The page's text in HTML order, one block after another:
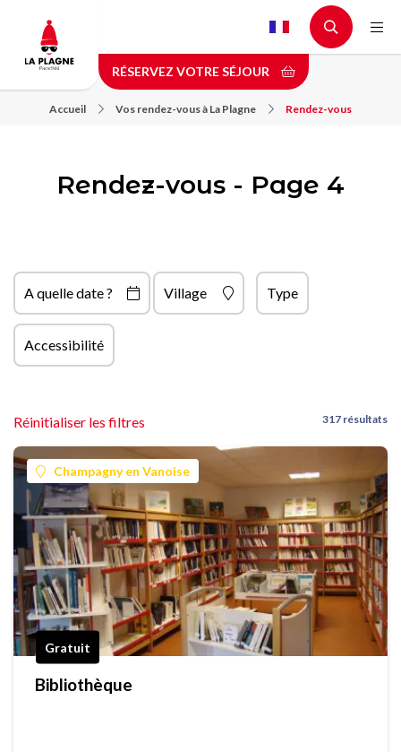
contenu
principal
RÉSERVEZ VOTRE SÉJOUR
Accueil Vos rendez-vous à La Plagne Rendez-vous
Rendez-vous - Page 4
A quelle date ? Village Type
Accessibilité
Réinitialiser les filtres 317 résultats
Champagny en Vanoise
Gratuit
Bibliothèque